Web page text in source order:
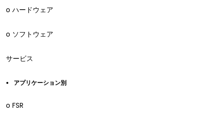
o ハードウェア
o ソフトウェア
サービス
アプリケーション別
o FSR